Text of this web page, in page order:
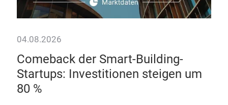
04.08.2026
Comeback der Smart-Building-
Startups: Investitionen steigen um
80 %